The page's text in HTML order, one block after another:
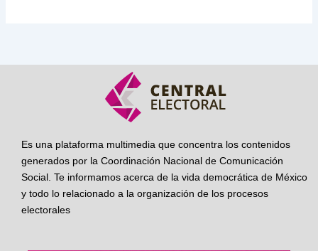
Es una plataforma multimedia que concentra los contenidos
generados por la Coordinación Nacional de Comunicación
Social. Te informamos acerca de la vida democrática de México
y todo lo relacionado a la organización de los procesos
electorales